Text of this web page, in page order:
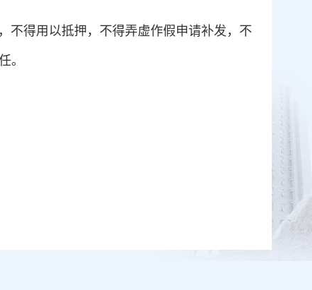
不得用以抵押，不得弄虚作假申请补发，不
。